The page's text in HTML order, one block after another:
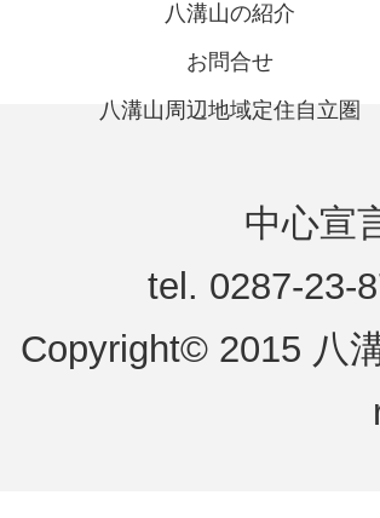
八溝山の紹介
お問合せ
八溝山周辺地域定住自立圏
中心宣
tel. 0287-23-
Copyright© 2015 八